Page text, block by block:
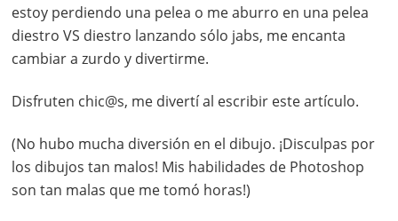
estoy perdiendo una pelea o me aburro en una pelea
diestro VS diestro lanzando sólo jabs, me encanta
cambiar a zurdo y divertirme.
Disfruten chic@s, me divertí al escribir este artículo.
(No hubo mucha diversión en el dibujo. ¡Disculpas por
los dibujos tan malos! Mis habilidades de Photoshop
son tan malas que me tomó horas!)